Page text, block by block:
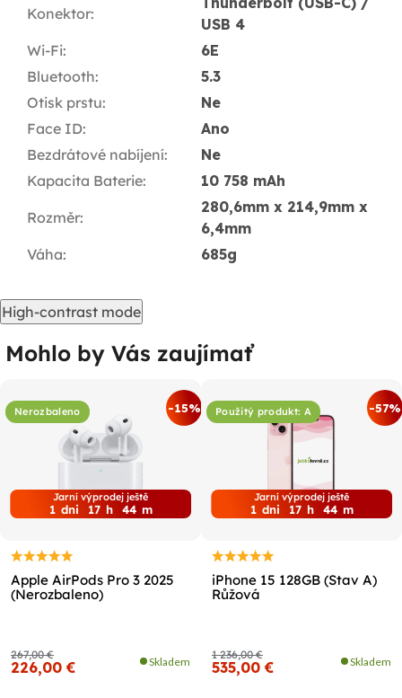
Konektor:
USB 4
Wi-Fi:
6E
Bluetooth:
5.3
Otisk prstu:
Ne
Face ID:
Ano
Bezdrátové nabíjení:
Ne
Kapacita Baterie: 10 758 mAh
Rozměr:
280,6mm x 214,9mm x
6,4mm
Váha: 685g
High-contrast mode
Mohlo by Vás zaujímať
Nerozbaleno -15%
Jarní výprodej ještě
1 dni 17 h 44 m
Apple AirPods Pro 3 2025
(Nerozbaleno)
267,00 €
226,00 € Skladem
Použitý produkt: A -57%
Jarní výprodej ještě
1 dni 17 h 44 m
iPhone 15 128GB (Stav A)
Růžová
1 236,00 €
535,00 € Skladem